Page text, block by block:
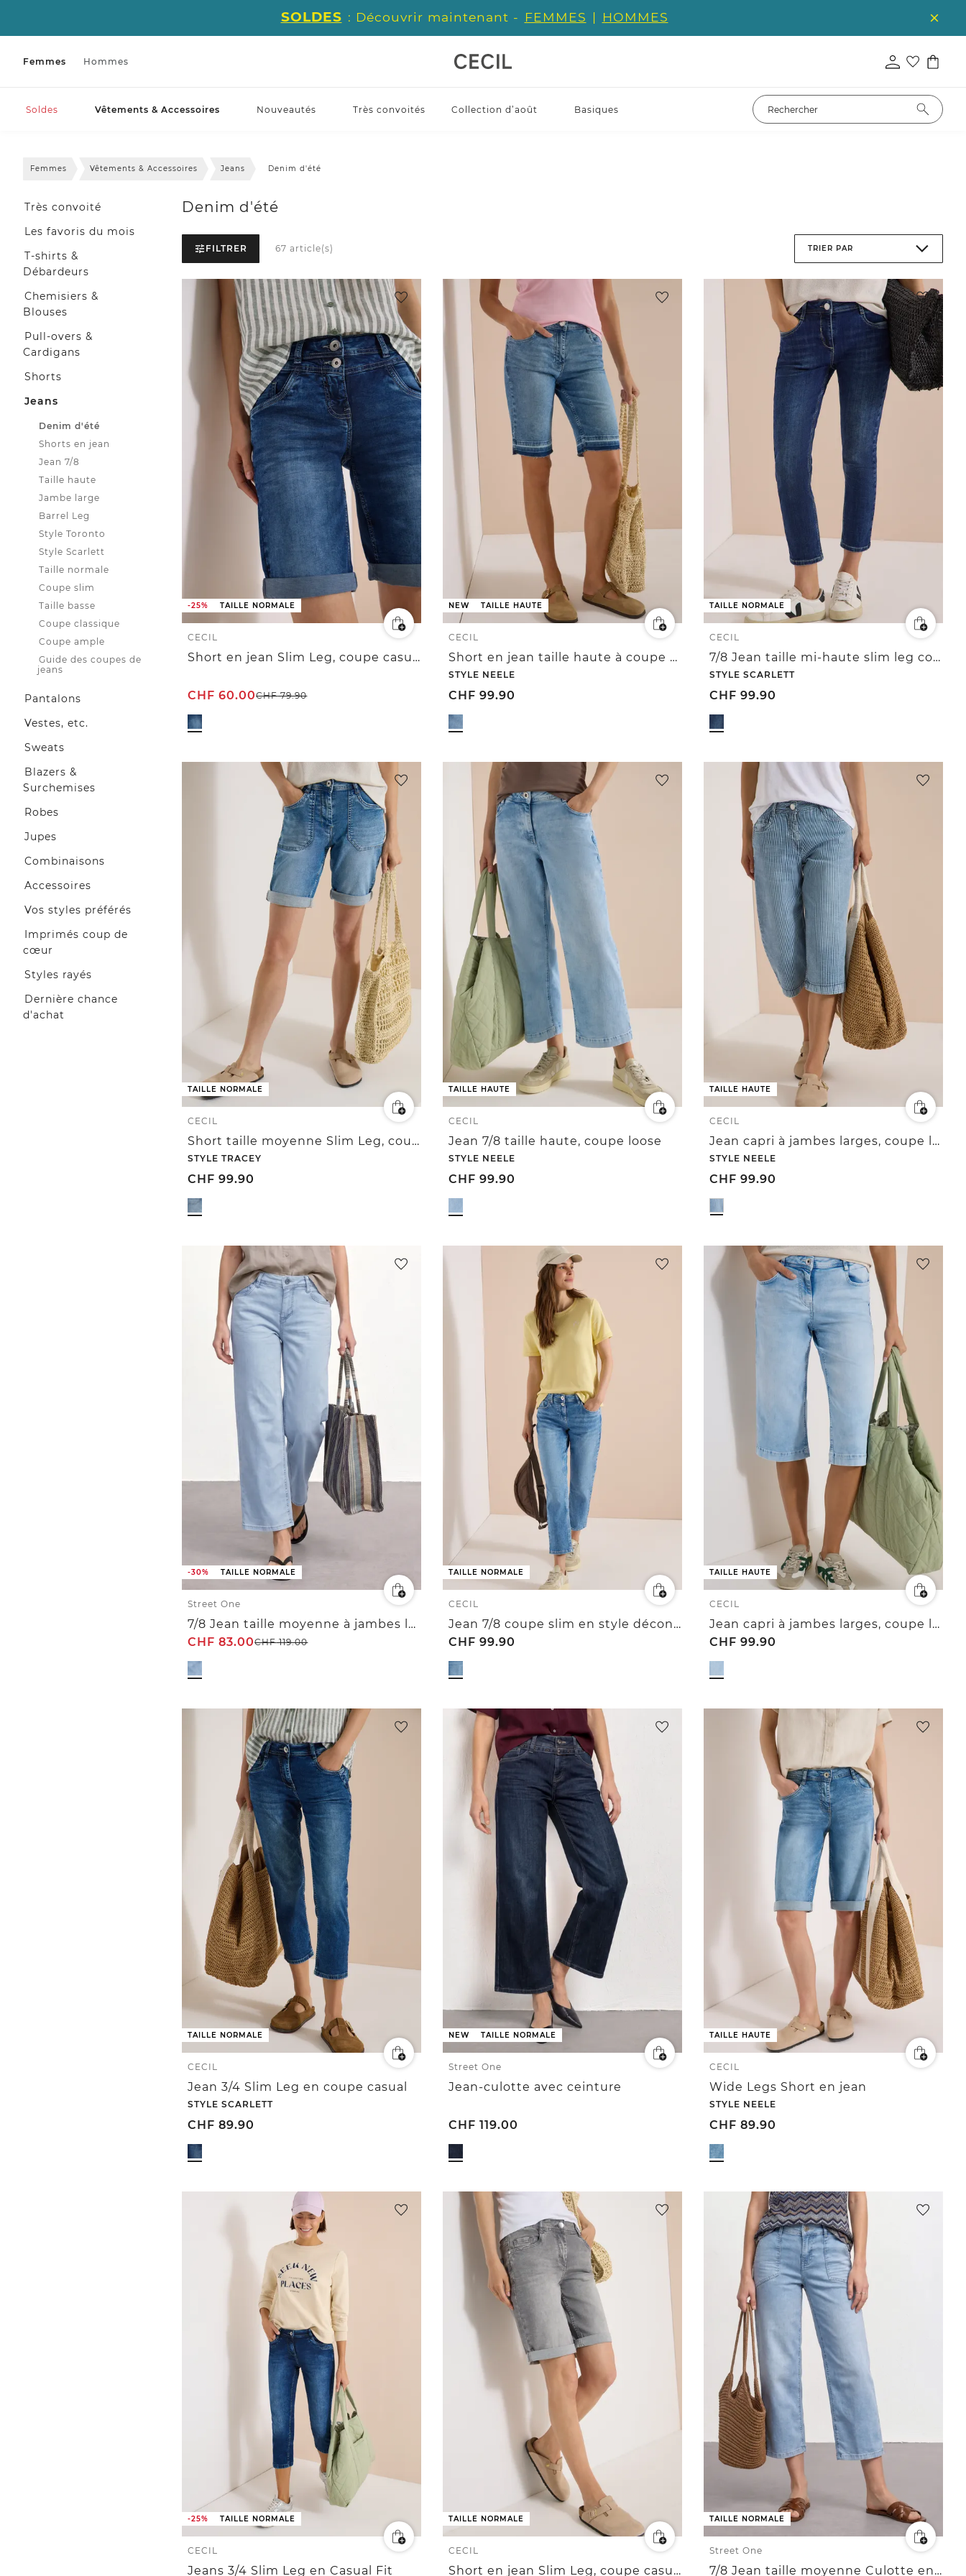
SOLDES : Découvrir maintenant - FEMMES | HOMMES
Femmes Hommes
Soldes Vêtements & Accessoires Nouveautés Très convoités Collection d’août Basiques
Femmes Vêtements & Accessoires Jeans Denim d'été
Très convoité
Les favoris du mois
T-shirts &
Débardeurs
Chemisiers &
Blouses
Pull-overs &
Cardigans
Shorts
Jeans
Denim d'été
Shorts en jean
Jean 7/8
Taille haute
Jambe large
Barrel Leg
Style Toronto
Style Scarlett
Taille normale
Coupe slim
Taille basse
Coupe classique
Coupe ample
Guide des coupes de
jeans
Pantalons
Vestes, etc.
Sweats
Blazers &
Surchemises
Robes
Jupes
Combinaisons
Accessoires
Vos styles préférés
Imprimés coup de
cœur
Styles rayés
Dernière chance
d'achat
Denim d'été
FILTRER 67 article(s) TRIER PAR
-25% TAILLE NORMALE
CECIL
Short en jean Slim Leg, coupe casual
CHF 60.00CHF79.90
NEW TAILLE HAUTE
CECIL
Short en jean taille haute à coupe ample
STYLE NEELE
CHF 99.90
TAILLE NORMALE
CECIL
7/8 Jean taille mi-haute slim leg coupe casual
STYLE SCARLETT
CHF 99.90
TAILLE NORMALE
CECIL
Short taille moyenne Slim Leg, coupe décontractée
STYLE TRACEY
CHF 99.90
TAILLE HAUTE
CECIL
Jean 7/8 taille haute, coupe loose
STYLE NEELE
CHF 99.90
TAILLE HAUTE
CECIL
Jean capri à jambes larges, coupe loose
STYLE NEELE
CHF 99.90
-30% TAILLE NORMALE
Street One
7/8 Jean taille moyenne à jambes larges, coupe loose
CHF 83.00CHF119.00
TAILLE NORMALE
CECIL
Jean 7/8 coupe slim en style décontracté
CHF 99.90
TAILLE HAUTE
CECIL
Jean capri à jambes larges, coupe loose
CHF 99.90
TAILLE NORMALE
CECIL
Jean 3/4 Slim Leg en coupe casual
STYLE SCARLETT
CHF 89.90
NEW TAILLE NORMALE
Street One
Jean-culotte avec ceinture
CHF 119.00
TAILLE HAUTE
CECIL
Wide Legs Short en jean
STYLE NEELE
CHF 89.90
-25% TAILLE NORMALE
CECIL
Jeans 3/4 Slim Leg en Casual Fit
TAILLE NORMALE
CECIL
Short en jean Slim Leg, coupe casual
TAILLE NORMALE
Street One
7/8 Jean taille moyenne Culotte en coupe loose